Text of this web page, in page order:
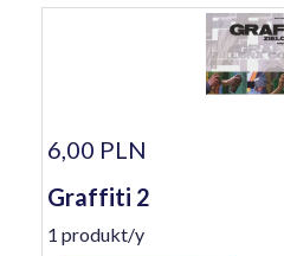
6,00 PLN
Graffiti 2
1 produkt/y